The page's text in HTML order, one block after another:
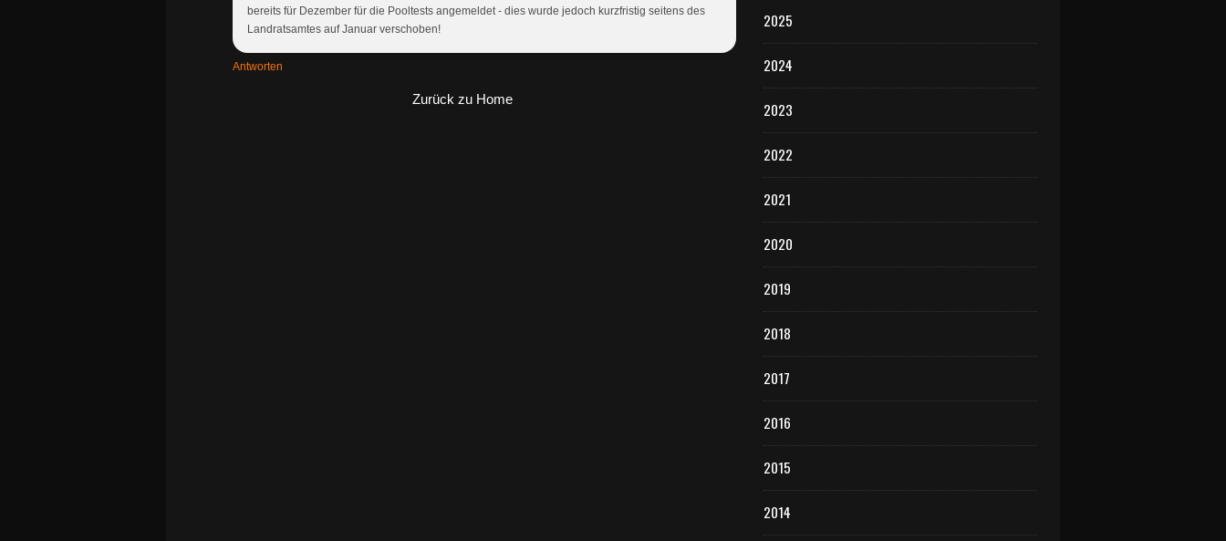
bereits für Dezember für die Pooltests angemeldet - dies wurde jedoch kurzfristig seitens des
Landratsamtes auf Januar verschoben!
Antworten
Zurück zu Home
2025
2024
2023
2022
2021
2020
2019
2018
2017
2016
2015
2014